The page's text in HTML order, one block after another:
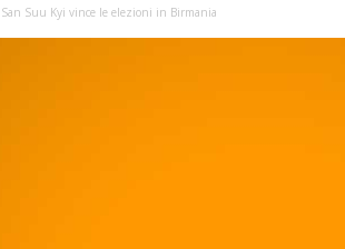
San Suu Kyi vince le elezioni in Birmania